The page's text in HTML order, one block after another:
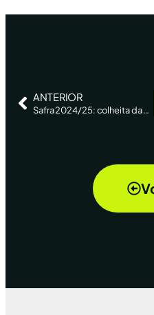
ANTERIOR
Safra 2024/25: colheita da soja entra na reta final, mas situação do RS acende alerta sobre recorde